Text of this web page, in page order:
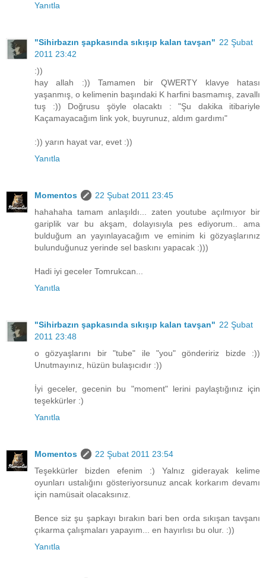
Yanıtla
"Sihirbazın şapkasında sıkışıp kalan tavşan" 22 Şubat
2011 23:42
:))
hay allah :)) Tamamen bir QWERTY klavye hatası
yaşanmış, o kelimenin başındaki K harfini basmamış, zavallı
tuş :)) Doğrusu şöyle olacaktı : "Şu dakika itibariyle
Kaçamayacağım link yok, buyrunuz, aldım gardımı"
:)) yarın hayat var, evet :))
Yanıtla
Momentos
22 Şubat 2011 23:45
hahahaha tamam anlaşıldı... zaten youtube açılmıyor bir
gariplik var bu akşam, dolayısıyla pes ediyorum.. ama
bulduğum an yayınlayacağım ve eminim ki gözyaşlarınız
bulunduğunuz yerinde sel baskını yapacak :)))
Hadi iyi geceler Tomrukcan...
Yanıtla
"Sihirbazın şapkasında sıkışıp kalan tavşan" 22 Şubat
2011 23:48
o gözyaşlarını bir "tube" ile "you" göndeririz bizde :))
Unutmayınız, hüzün bulaşıcıdır :))
İyi geceler, gecenin bu "moment" lerini paylaştığınız için
teşekkürler :)
Yanıtla
Momentos
22 Şubat 2011 23:54
Teşekkürler bizden efenim :) Yalnız giderayak kelime
oyunları ustalığını gösteriyorsunuz ancak korkarım devamı
için namüsait olacaksınız.
Bence siz şu şapkayı bırakın bari ben orda sıkışan tavşanı
çıkarma çalışmaları yapayım... en hayırlısı bu olur. :))
Yanıtla